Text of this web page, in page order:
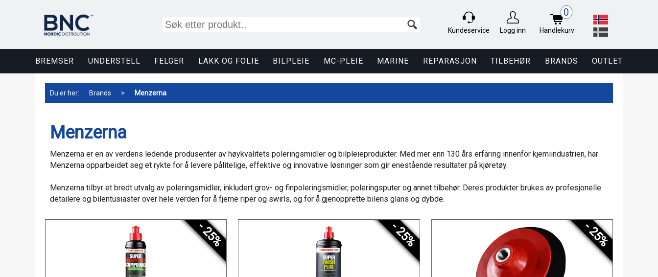
Kundeservice Logg inn
0
Handlekurv
BREMSER UNDERSTELL FELGER LAKK OG FOLIE BILPLEIE MC-PLEIE MARINE REPARASJON TILBEHØR BRANDS OUTLET
Du er her: Brands > Menzerna
Menzerna
Menzerna er en av verdens ledende produsenter av høykvalitets poleringsmidler og bilpleieprodukter. Med mer enn 130 års erfaring innenfor kjemiindustrien, har
Menzerna opparbeidet seg et rykte for å levere pålitelige, effektive og innovative løsninger som gir enestående resultater på kjøretøy.
Menzerna tilbyr et bredt utvalg av poleringsmidler, inkludert grov- og finpoleringsmidler, poleringsputer og annet tilbehør. Deres produkter brukes av profesjonelle
detailere og bilentusiaster over hele verden for å fjerne riper og swirls, og for å gjenopprette bilens glans og dybde.
- 25% - 25% - 25%